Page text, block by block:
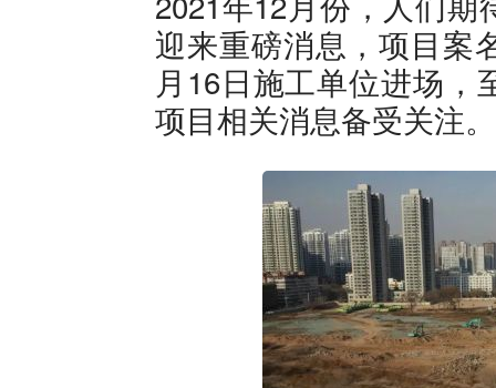
迎来重磅消息，项目
月16日施工单位进场，
项目相关消息备受关注。